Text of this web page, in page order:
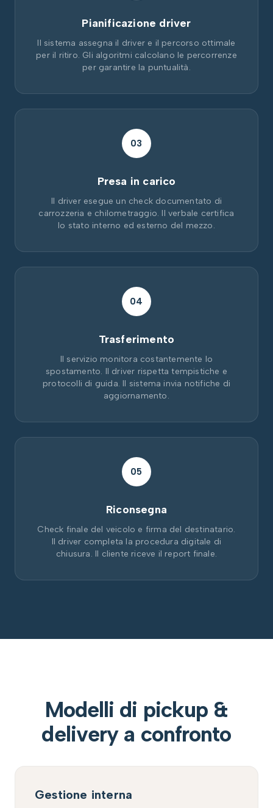
Pianificazione driver
Il sistema assegna il driver e il percorso ottimale
per il ritiro. Gli algoritmi calcolano le percorrenze
per garantire la puntualità.
03
Presa in carico
Il driver esegue un check documentato di
carrozzeria e chilometraggio. Il verbale certifica
lo stato interno ed esterno del mezzo.
04
Trasferimento
Il servizio monitora costantemente lo
spostamento. Il driver rispetta tempistiche e
protocolli di guida. Il sistema invia notifiche di
aggiornamento.
05
Riconsegna
Check finale del veicolo e firma del destinatario.
Il driver completa la procedura digitale di
chiusura. Il cliente riceve il report finale.
Modelli di pickup &
delivery a confronto
Gestione interna